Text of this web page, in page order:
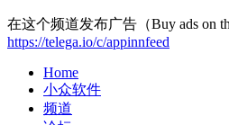
在这个频道发布广告（Buy ads on
https://telega.io/c/appinnfeed
Home
小众软件
频道